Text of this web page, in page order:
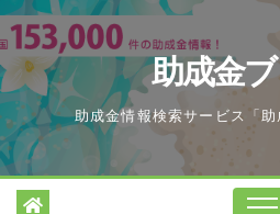
Skip
to
content
助成金
助成金情報検索サービス「